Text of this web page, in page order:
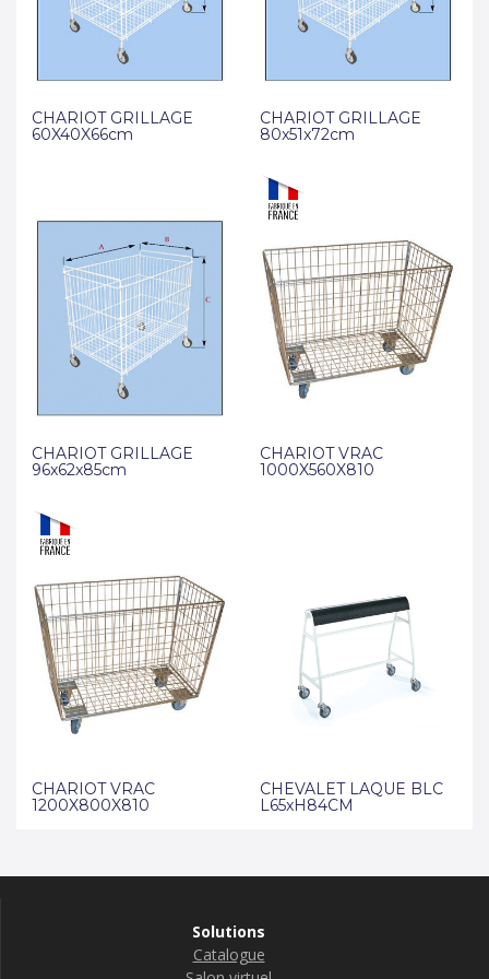
CHARIOT GRILLAGE
60X40X66cm
CHARIOT GRILLAGE
80x51x72cm
CHARIOT GRILLAGE
96x62x85cm
CHARIOT VRAC
1000X560X810
CHARIOT VRAC
1200X800X810
CHEVALET LAQUE BLC
L65xH84CM
Solutions
Catalogue